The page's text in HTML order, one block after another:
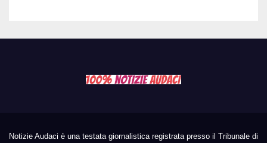
Notizie Audaci è una testata giornalistica registrata presso il Tribunale di